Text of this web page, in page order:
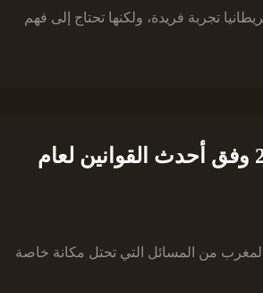
تجربة فريدة، ولكنها تحتاج إلى فهم
كيفية توثيق زواج الأجانب في المغرب لعام 2025 وفق أحدث القوانين لعام
من المسائل التي تحتل مكانة خاصة